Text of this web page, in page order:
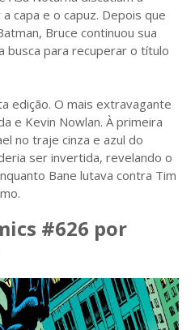
capa e o capuz. Depois que
Bruce continuou sua
busca para recuperar o título
edição. O mais extravagante
e Kevin Nowlan. À primeira
no traje cinza e azul do
ser invertida, revelando o
Bane lutava contra Tim
#626 por